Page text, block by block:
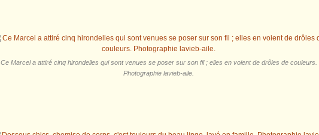
Ce Marcel a attiré cinq hirondelles qui sont venues se poser sur son fil ; elles en voient de drôles de couleurs.
Photographie lavieb-aile.